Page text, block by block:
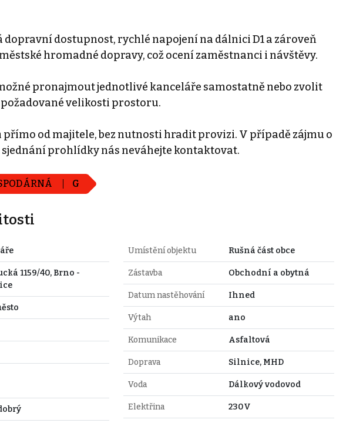
dopravní dostupnost, rychlé napojení na dálnici D1 a zároveň
hromadné dopravy, což ocení zaměstnanci i návštěvy.
pronajmout jednotlivé kanceláře samostatně nebo zvolit
velikosti prostoru.
přímo od majitele, bez nutnosti hradit provizi. V případě zájmu o
prohlídky nás neváhejte kontaktovat.
G
1159/40, Brno -
Umístění objektu Rušná část obce
Zástavba Obchodní a obytná
Datum nastěhování Ihned
Výtah ano
Komunikace Asfaltová
Doprava Silnice, MHD
Voda Dálkový vodovod
Elektřina 230V